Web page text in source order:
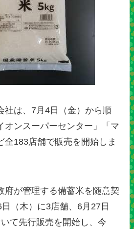
社は、7月4日（金）から順
オンスーパーセンター」「マ
全183店舗で販売を開始しま
府が管理する備蓄米を随意契
（木）に3店舗、6月27日
いて先行販売を開始し、今